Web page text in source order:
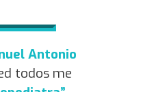
Antonio
todos me